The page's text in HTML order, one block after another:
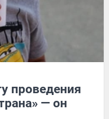
проведения
— он